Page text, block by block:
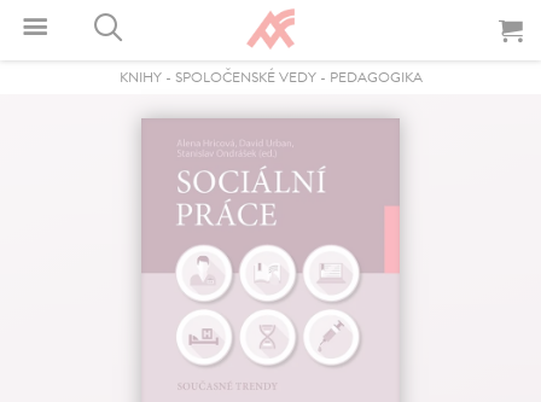
KNIHY- SPOLOČENSKÉ VEDY- PEDAGOGIKA